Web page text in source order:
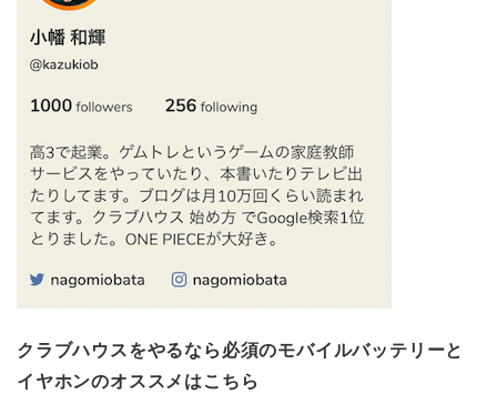
クラブハウスをやるなら必須のモバイルバッテリーと
イヤホンのオススメはこちら